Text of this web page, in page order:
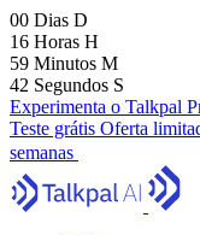
00 Dias D
16 Horas H
59 Minutos M
41 Segundos S
Experimenta o Talkpal
Teste grátis Oferta
semanas